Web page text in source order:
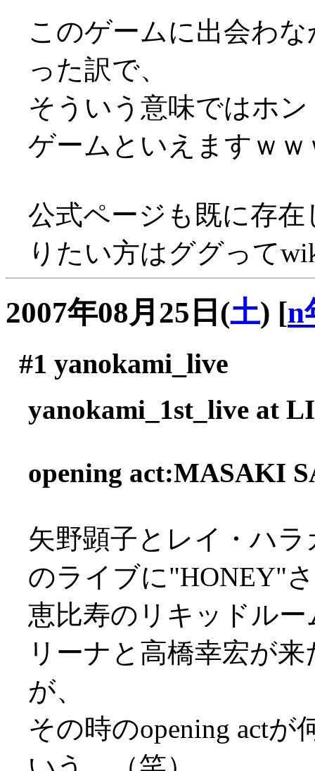
このゲームに出会わ
った訳で、
そういう意味ではホ
ゲームといえますｗｗ
公式ページも既に存
りたい方はググって
2007年08月25日(土) [n
#1 yanokami_live
yanokami_1st_live at
opening act:MASAKI
矢野顕子とレイ・ハ
のライブに"HONEY"
恵比寿のリキッドル
リーナと高橋幸宏が
が、
その時のopening act